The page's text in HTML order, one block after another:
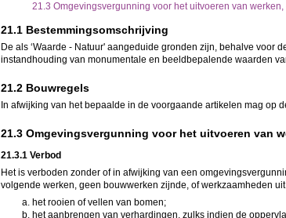
21.3 Omgevingsvergunning voor het uitvoeren van
21.1 Bestemmingsomschrijving
De als ‘Waarde - Natuur' aangeduide gronden zijn, behalve voor
instandhouding van monumentale en beeldbepalende waarden
21.2 Bouwregels
In afwijking van het bepaalde in de voorgaande artikelen mag op
21.3 Omgevingsvergunning voor het uitvoeren van
21.3.1 Verbod
Het is verboden zonder of in afwijking van een
volgende werken, geen bouwwerken zijnde, of werkzaamheden
het rooien of vellen van bomen;
het aanbrengen van verhardingen, zulks indien de